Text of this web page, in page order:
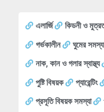
এলার্জি কিডনী ও
গর্ভকালীন
ঘুমের
নাক, কান ও গলার স্বাস্থ্য
পুষ্টি বিষয়ক
প্যারেন্টিং
প্রসূতি বিষয়ক সমস্যা